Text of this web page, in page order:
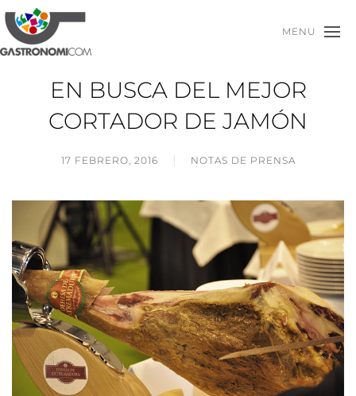
MENU
EN BUSCA DEL MEJOR
CORTADOR DE JAMÓN
17 FEBRERO, 2016 NOTAS DE PRENSA